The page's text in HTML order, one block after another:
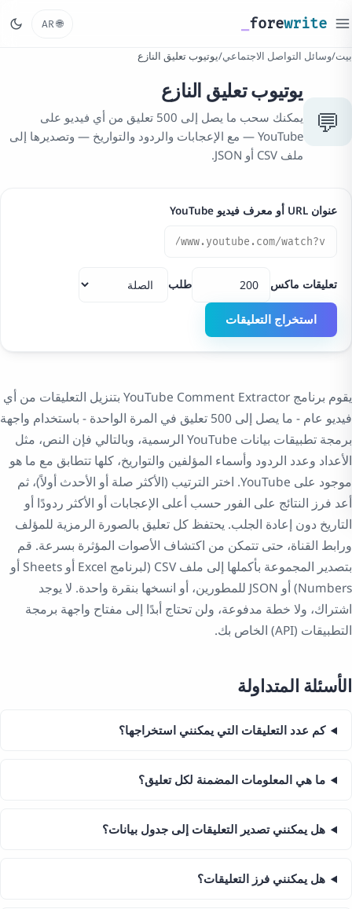
forewrite
🌐
AR
بيت/وسائل التواصل الاجتماعي/يوتيوب تعليق النازع
💬
يوتيوب تعليق النازع
يمكنك سحب ما يصل إلى 500 تعليق من أي فيديو على
YouTube — مع الإعجابات والردود والتواريخ — وتصديرها إلى
ملف CSV أو JSON.
عنوان URL أو معرف فيديو YouTube
تعليقات ماكس طلب
استخراج التعليقات
يقوم برنامج YouTube Comment Extractor بتنزيل التعليقات من أي
فيديو عام - ما يصل إلى 500 تعليق في المرة الواحدة - باستخدام واجهة
برمجة تطبيقات بيانات YouTube الرسمية، وبالتالي فإن النص، مثل
الأعداد وعدد الردود وأسماء المؤلفين والتواريخ، كلها تتطابق مع ما هو
موجود على YouTube. اختر الترتيب (الأكثر صلة أو الأحدث أولاً)، ثم
أعد فرز النتائج على الفور حسب أعلى الإعجابات أو الأكثر ردودًا أو
التاريخ دون إعادة الجلب. يحتفظ كل تعليق بالصورة الرمزية للمؤلف
ورابط القناة، حتى تتمكن من اكتشاف الأصوات المؤثرة بسرعة. قم
بتصدير المجموعة بأكملها إلى ملف CSV (لبرنامج Excel أو Sheets أو
Numbers) أو JSON للمطورين، أو انسخها بنقرة واحدة. لا يوجد
اشتراك، ولا خطة مدفوعة، ولن تحتاج أبدًا إلى مفتاح واجهة برمجة
التطبيقات (API) الخاص بك.
الأسئلة المتداولة
كم عدد التعليقات التي يمكنني استخراجها؟
ما هي المعلومات المضمنة لكل تعليق؟
هل يمكنني تصدير التعليقات إلى جدول بيانات؟
هل يمكنني فرز التعليقات؟